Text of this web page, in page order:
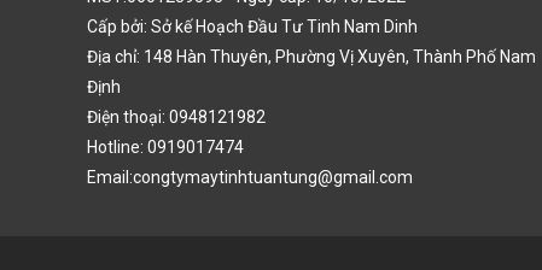
Cấp bởi: Sở kế Hoạch Đầu Tư Tinh Nam Dinh
Địa chỉ: 148 Hàn Thuyên, Phường Vị Xuyên, Thành Phố Nam
Định
Điện thoại: 0948121982
Hotline: 0919017474
Email:congtymaytinhtuantung@gmail.com